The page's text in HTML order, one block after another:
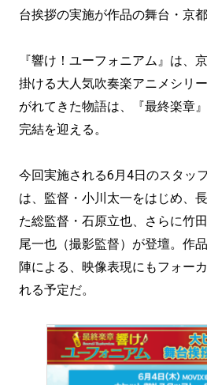
台挨拶の実施が作品の舞台・京
『響け！ユーフォニアム』は、
掛ける大人気吹奏楽アニメシリ
がれてきた物語は、『最終楽章
完結を迎える。
今回実施される6月4日のスタッ
は、監督・小川太一をはじめ、
た総監督・石原立也、さらに竹
尾一也（撮影監督）が登壇。作
陣による、映像表現にもフォー
れる予定だ。